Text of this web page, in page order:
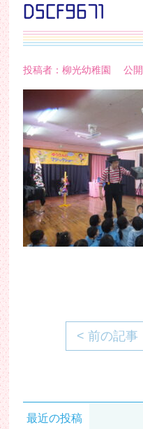
DSCF9671
投稿者：柳光幼稚園 公開
< 前の記事
最近の投稿